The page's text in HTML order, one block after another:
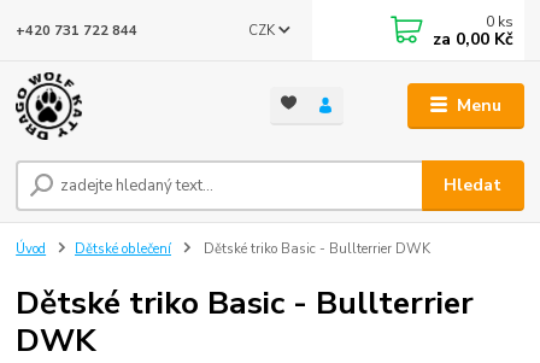
Menu
CZK
Hledat
+420 731 722 844 0 ks
za 0,00 Kč
Úvod Dětské oblečení Dětské triko Basic - Bullterrier DWK
Dětské triko Basic - Bullterrier
DWK